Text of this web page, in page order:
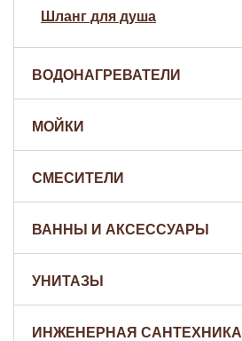
Шланг для душа
ВОДОНАГРЕВАТЕЛИ
МОЙКИ
СМЕСИТЕЛИ
ВАННЫ И АКСЕССУАРЫ
УНИТАЗЫ
ИНЖЕНЕРНАЯ САНТЕХНИКА